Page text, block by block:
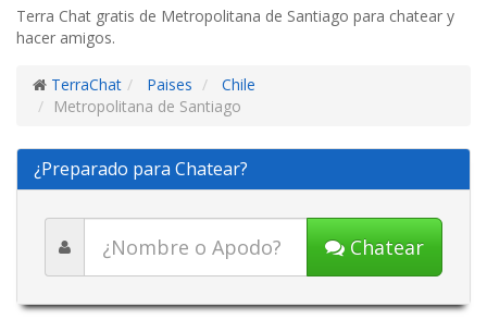
Terra Chat gratis de Metropolitana de Santiago para chatear y
hacer amigos.
TerraChat Paises
Chile
Metropolitana de Santiago
¿Preparado para Chatear?
Chatear